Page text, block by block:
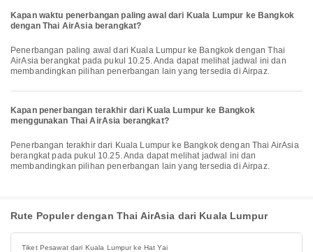
Kapan waktu penerbangan paling awal dari Kuala Lumpur ke Bangkok
dengan Thai AirAsia berangkat?
Penerbangan paling awal dari Kuala Lumpur ke Bangkok dengan Thai
AirAsia berangkat pada pukul 10.25. Anda dapat melihat jadwal ini dan
membandingkan pilihan penerbangan lain yang tersedia di Airpaz.
Kapan penerbangan terakhir dari Kuala Lumpur ke Bangkok
menggunakan Thai AirAsia berangkat?
Penerbangan terakhir dari Kuala Lumpur ke Bangkok dengan Thai AirAsia
berangkat pada pukul 10.25. Anda dapat melihat jadwal ini dan
membandingkan pilihan penerbangan lain yang tersedia di Airpaz.
Rute Populer dengan Thai AirAsia dari Kuala Lumpur
Tiket Pesawat dari Kuala Lumpur ke Hat Yai